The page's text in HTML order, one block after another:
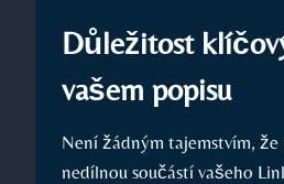
Důležitost
vašem ⁣popisu
Není žádným tajemstvím, že
nedílnou součástí vašeho